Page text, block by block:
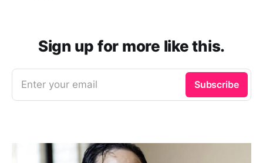
Sign up for more like this.
Enter your email Subscribe